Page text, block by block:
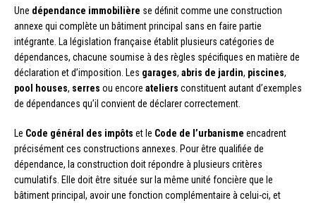
Une dépendance immobilière se définit comme une construction
annexe qui complète un bâtiment principal sans en faire partie
intégrante. La législation française établit plusieurs catégories de
dépendances, chacune soumise à des règles spécifiques en matière de
déclaration et d’imposition. Les garages, abris de jardin, piscines,
pool houses, serres ou encore ateliers constituent autant d’exemples
de dépendances qu’il convient de déclarer correctement.
Le Code général des impôts et le Code de l’urbanisme encadrent
précisément ces constructions annexes. Pour être qualifiée de
dépendance, la construction doit répondre à plusieurs critères
cumulatifs. Elle doit être située sur la même unité foncière que le
bâtiment principal, avoir une fonction complémentaire à celui-ci, et